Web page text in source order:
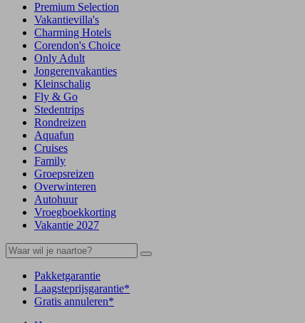
Premium Selection
Vakantievilla's
Charming Hotels
Corendon's Choice
Only Adult
Jongerenvakanties
Kleinschalig
Fly & Go
Stedentrips
Rondreizen
Aquafun
Cruises
Family
Groepsreizen
Overwinteren
Autohuur
Vroegboekkorting
Vakantie 2027
Pakketgarantie
Laagsteprijsgarantie*
Gratis annuleren*